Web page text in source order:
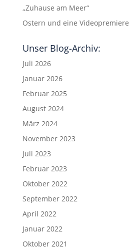
„Zuhause am Meer“
Ostern und eine Videopremiere
Unser Blog-Archiv:
Juli 2026
Januar 2026
Februar 2025
August 2024
März 2024
November 2023
Juli 2023
Februar 2023
Oktober 2022
September 2022
April 2022
Januar 2022
Oktober 2021